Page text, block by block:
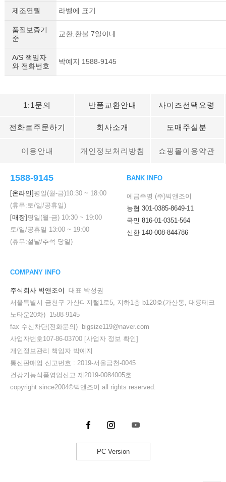
제조연월 라벨에 표기
품질보증기
준
교환,환불 7일이내
A/S 책임자
와 전화번호
박예지 1588-9145
1:1문의 반품교환안내 사이즈선택요령
전화로주문하기 회사소개 도매주실분
이용안내 개인정보처리방침 쇼핑몰이용약관
1588-9145
[온라인]평일(월-금)10:30 ~ 18:00
(휴무:토/일/공휴일)
[매장]평일(월-금) 10:30 ~ 19:00
토/일/공휴일 13:00 ~ 19:00
(휴무:설날/추석 당일)
BANK INFO
예금주명 (주)빅앤조이
농협 301-0385-8649-11
국민 816-01-0351-564
신한 140-008-844786
COMPANY INFO
주식회사 빅앤조이
대표 박성권
서울특별시 금천구 가산디지털1로5, 지하1층 b120호(가산동, 대륭테크
노타운20차) 1588-9145
fax 수신차단(전화문의) bigsize119@naver.com
사업자번호107-86-03700 [사업자 정보 확인]
개인정보관리 책임자 박예지
통신판매업 신고번호 : 2019-서울금천-0045
건강기능식품영업신고 제2019-0084005호
copyright since2004©빅앤조이 all rights reserved.
PC Version